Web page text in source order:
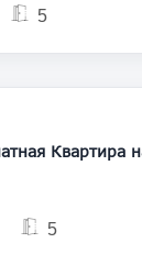
5
Продается 5
5